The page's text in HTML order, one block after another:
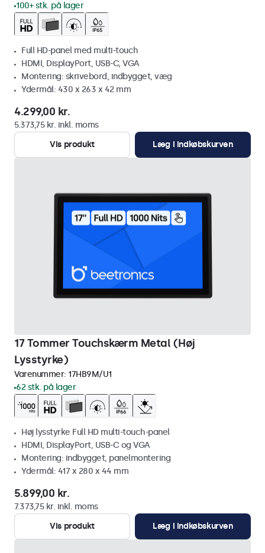
100+ stk. på lager
Full HD-panel med multi-touch
HDMI, DisplayPort, USB-C, VGA
Montering: skrivebord, indbygget, væg
Ydermål: 430 x 263 x 42 mm
4.299,00 kr.
5.373,75 kr. inkl. moms
Vis produkt
Læg i indkøbskurven
17 Tommer Touchskærm Metal (Høj
Lysstyrke)
Varenummer: 17HB9M/U1
62 stk. på lager
Høj lysstyrke Full HD multi-touch-panel
HDMI, DisplayPort, USB-C og VGA
Montering: indbygget, panelmontering
Ydermål: 417 x 280 x 44 mm
5.899,00 kr.
7.373,75 kr. inkl. moms
Vis produkt
Læg i indkøbskurven